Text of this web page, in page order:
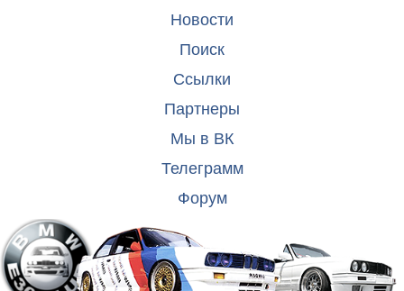
Новости
Поиск
Ссылки
Партнеры
Мы в ВК
Телеграмм
Форум